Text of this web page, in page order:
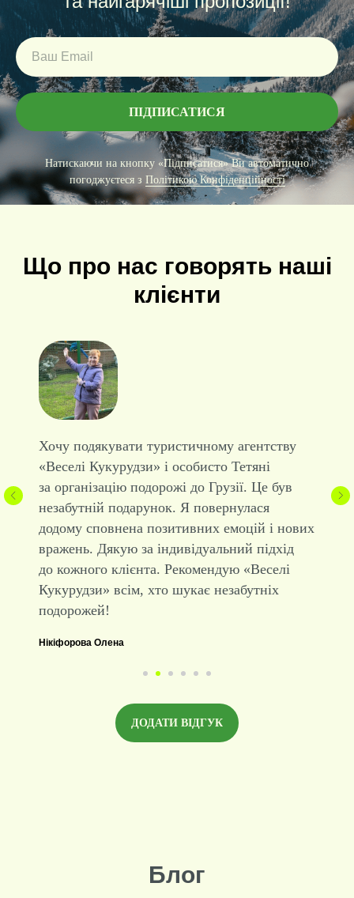
ПІДПИСАТИСЯ
Натискаючи на кнопку «Підписатися» Ви автоматично
погоджуєтеся зПолітикою Конфіденційності
Що про нас говорять наші
клієнти
Хочу подякувати туристичному агентству
«Веселі Кукурудзи» і особисто Тетяні
за організацію подорожі до Грузії. Це був
незабутній подарунок. Я повернулася
додому сповнена позитивних емоцій і нових
вражень. Дякую за індивідуальний підхід
до кожного клієнта. Рекомендую «Веселі
Кукурудзи» всім, хто шукає незабутніх
подорожей!
Нікіфорова Олена
ДОДАТИ ВІДГУК
Блог